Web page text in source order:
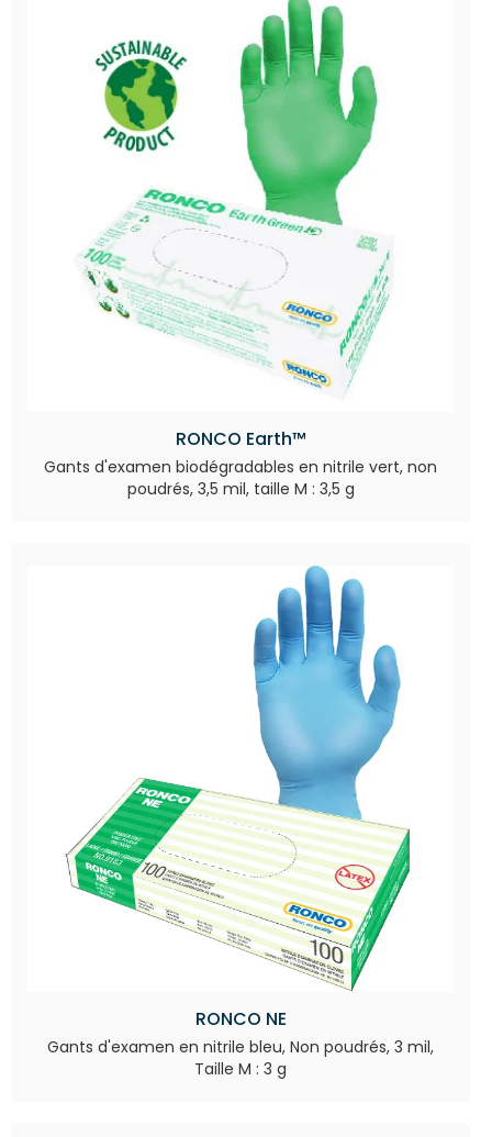
RONCO Earth™
Gants d'examen biodégradables en nitrile vert, non
poudrés, 3,5 mil, taille M : 3,5 g
RONCO NE
Gants d'examen en nitrile bleu, Non poudrés, 3 mil,
Taille M : 3 g